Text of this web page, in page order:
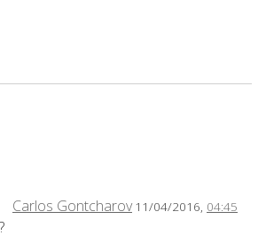
Carlos Gontcharov 11/04/2016, 04:45